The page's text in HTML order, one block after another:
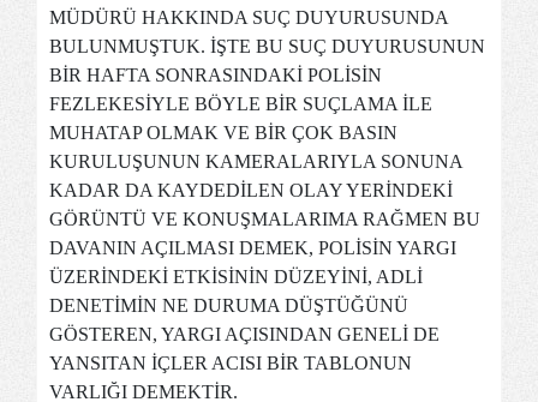
MÜDÜRÜ HAKKINDA SUÇ DUYURUSUNDA
BULUNMUŞTUK. İŞTE BU SUÇ DUYURUSUNUN
BİR HAFTA SONRASINDAKİ POLİSİN
FEZLEKESİYLE BÖYLE BİR SUÇLAMA İLE
MUHATAP OLMAK VE BİR ÇOK BASIN
KURULUŞUNUN KAMERALARIYLA SONUNA
KADAR DA KAYDEDİLEN OLAY YERİNDEKİ
GÖRÜNTÜ VE KONUŞMALARIMA RAĞMEN BU
DAVANIN AÇILMASI DEMEK, POLİSİN YARGI
ÜZERİNDEKİ ETKİSİNİN DÜZEYİNİ, ADLİ
DENETİMİN NE DURUMA DÜŞTÜĞÜNÜ
GÖSTEREN, YARGI AÇISINDAN GENELİ DE
YANSITAN İÇLER ACISI BİR TABLONUN
VARLIĞI DEMEKTİR.